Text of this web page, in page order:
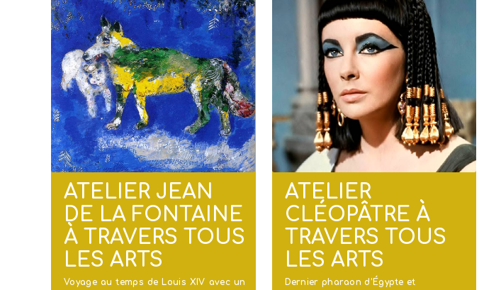
ATELIER JEAN
DE LA FONTAINE
À TRAVERS TOUS
LES ARTS
Voyage au temps de Louis XIV avec un
ATELIER
CLÉOPÂTRE À
TRAVERS TOUS
LES ARTS
Dernier pharaon d’Égypte et